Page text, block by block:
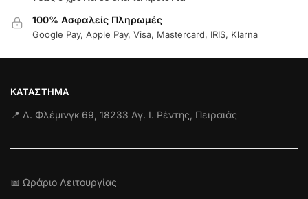
100% Ασφαλείς Πληρωμές
Google Pay, Apple Pay, Visa, Mastercard, IRIS, Klarna
ΚΑΤΆΣΤΗΜΑ
📍 Λ. Φλέμινγκ 69, 18233 Αγ. Ι. Ρέντης, Πειραιάς
📅 Ωράριο Λειτουργίας